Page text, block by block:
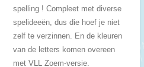
spelling ! Compleet met diverse
spelideeën, dus die hoef je niet
zelf te verzinnen. En de kleuren
van de letters komen overeen
met VLL Zoem-versie.